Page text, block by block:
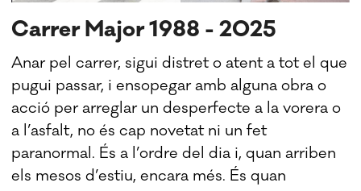
Carrer Major 1988 - 2025
Anar pel carrer, sigui distret o atent a tot el que
pugui passar, i ensopegar amb alguna obra o
acció per arreglar un desperfecte a la vorera o
a l’asfalt, no és cap novetat ni un fet
paranormal. És a l’ordre del dia i, quan arriben
els mesos d’estiu, encara més. És quan